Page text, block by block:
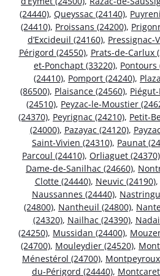
(24440), Queyssac (24140),
(24410), Proissans (24200),
d’Excideuil (24160), Pressignac-
Périgord (24550), Prats-de-Carlux
et-Ponchapt (33220), Pontours
(24410), Pomport (24240),
(86500), Plaisance (24560),
(24510), Peyzac-le-Moustier
(24370), Peyrignac (24210), Petit-
(24000), Pazayac (24120),
Saint-Vivien (24310), Paunat
Parcoul (24410), Orliaguet (24370)
Dame-de-Sanilhac (24660),
Clotte (24440), Neuvic (24190),
Naussannes (24440),
(24800), Nantheuil (24800),
(24320), Nailhac (24390),
(24250), Mussidan (24400),
(24700), Mouleydier (24520),
Ménestérol (24700),
du-Périgord (24440),